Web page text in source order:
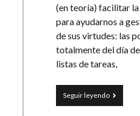
(en teoría) facilitar la
para ayudarnos a
de sus virtudes: las
totalmente del día
listas de tareas,
Seguir leyendo
(II)